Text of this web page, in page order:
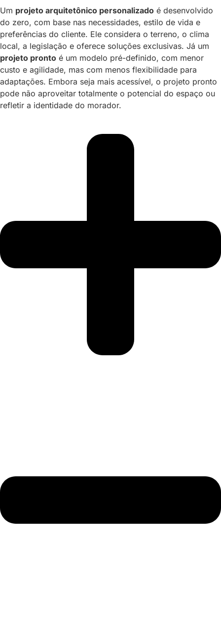
Um projeto arquitetônico personalizado é desenvolvido
do zero, com base nas necessidades, estilo de vida e
preferências do cliente. Ele considera o terreno, o clima
local, a legislação e oferece soluções exclusivas. Já um
projeto pronto é um modelo pré-definido, com menor
custo e agilidade, mas com menos flexibilidade para
adaptações. Embora seja mais acessível, o projeto pronto
pode não aproveitar totalmente o potencial do espaço ou
refletir a identidade do morador.